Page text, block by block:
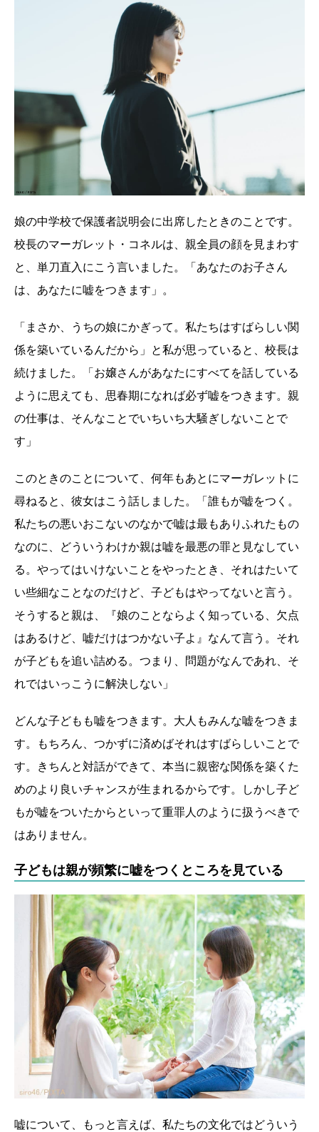
娘の中学校で保護者説明会に出席したときのことです。
校長のマーガレット・コネルは、親全員の顔を見まわす
と、単刀直入にこう言いました。「あなたのお子さん
は、あなたに嘘をつきます」。
「まさか、うちの娘にかぎって。私たちはすばらしい関
係を築いているんだから」と私が思っていると、校長は
続けました。「お嬢さんがあなたにすべてを話している
ように思えても、思春期になれば必ず嘘をつきます。親
の仕事は、そんなことでいちいち大騒ぎしないことで
す」
このときのことについて、何年もあとにマーガレットに
尋ねると、彼女はこう話しました。「誰もが嘘をつく。
私たちの悪いおこないのなかで嘘は最もありふれたもの
なのに、どういうわけか親は嘘を最悪の罪と見なしてい
る。やってはいけないことをやったとき、それはたいて
い些細なことなのだけど、子どもはやってないと言う。
そうすると親は、『娘のことならよく知っている、欠点
はあるけど、嘘だけはつかない子よ』なんて言う。それ
が子どもを追い詰める。つまり、問題がなんであれ、そ
れではいっこうに解決しない」
どんな子どもも嘘をつきます。大人もみんな嘘をつきま
す。もちろん、つかずに済めばそれはすばらしいことで
す。きちんと対話ができて、本当に親密な関係を築くた
めのより良いチャンスが生まれるからです。しかし子ど
もが嘘をついたからといって重罪人のように扱うべきで
はありません。
子どもは親が頻繁に嘘をつくところを見ている
嘘について、もっと言えば、私たちの文化ではどういう